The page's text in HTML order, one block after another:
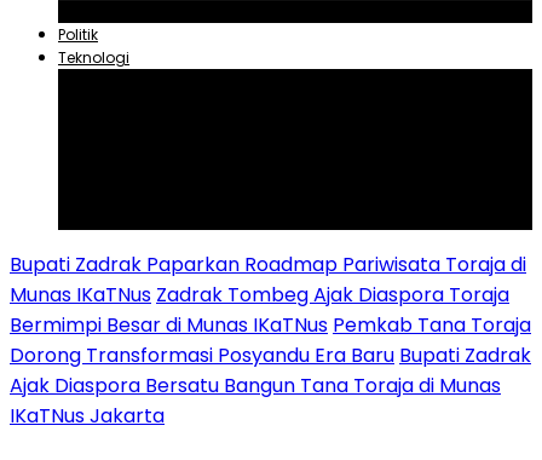
Politik
Teknologi
Bupati Zadrak Paparkan Roadmap Pariwisata Toraja di
Munas IKaTNus Zadrak Tombeg Ajak Diaspora Toraja
Bermimpi Besar di Munas IKaTNus Pemkab Tana Toraja
Dorong Transformasi Posyandu Era Baru Bupati Zadrak
Ajak Diaspora Bersatu Bangun Tana Toraja di Munas
IKaTNus Jakarta